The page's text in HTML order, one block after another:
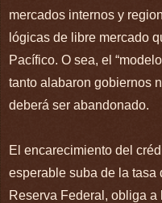
mercados internos y
lógicas de libre mercado
Pacífico. O sea, el
tanto alabaron gobiernos
deberá ser abandonado.
El encarecimiento del
esperable suba de la tasa
Reserva Federal, obliga